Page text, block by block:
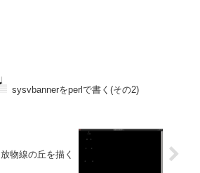
sysvbannerをperlで書く(その2)
放物線の丘を描く